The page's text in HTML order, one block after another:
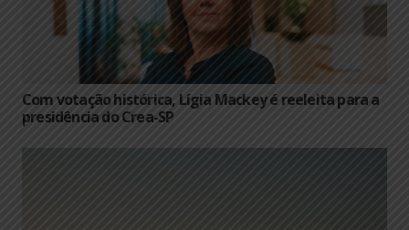
Com votação histórica, Lígia Mackey é reeleita para a
presidência do Crea-SP